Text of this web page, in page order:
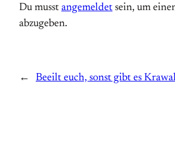
Du musst angemeldet sein, um
abzugeben.
← Beeilt euch, sonst gibt es